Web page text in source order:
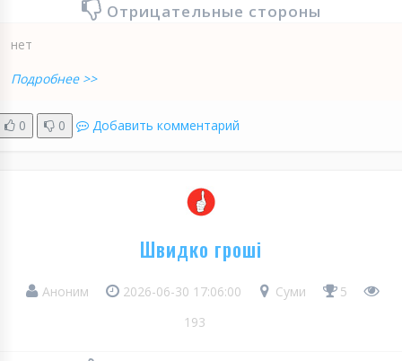
Отрицательные стороны
нет
Подробнее >>
0 0 Добавить комментарий
Швидко гроші
Аноним 2026-06-30 17:06:00 Суми
5
193